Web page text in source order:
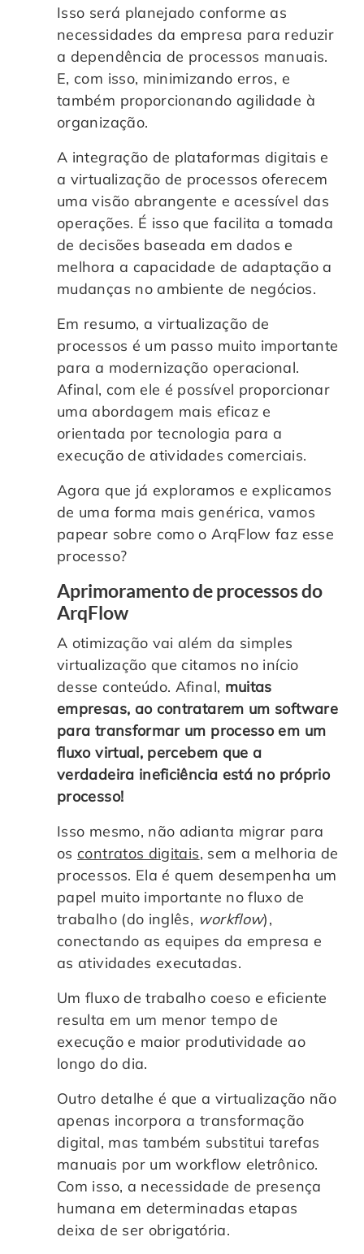
Isso será planejado conforme as
necessidades da empresa para reduzir
a dependência de processos manuais.
E, com isso, minimizando erros, e
também proporcionando agilidade à
organização.
A integração de plataformas digitais e
a virtualização de processos oferecem
uma visão abrangente e acessível das
operações. É isso que facilita a tomada
de decisões baseada em dados e
melhora a capacidade de adaptação a
mudanças no ambiente de negócios.
Em resumo, a virtualização de
processos é um passo muito importante
para a modernização operacional.
Afinal, com ele é possível proporcionar
uma abordagem mais eficaz e
orientada por tecnologia para a
execução de atividades comerciais.
Agora que já exploramos e explicamos
de uma forma mais genérica, vamos
papear sobre como o ArqFlow faz esse
processo?
Aprimoramento de processos do
ArqFlow
A otimização vai além da simples
virtualização que citamos no início
desse conteúdo. Afinal, muitas
empresas, ao contratarem um software
para transformar um processo em um
fluxo virtual, percebem que a
verdadeira ineficiência está no próprio
processo!
Isso mesmo, não adianta migrar para
os contratos digitais, sem a melhoria de
processos. Ela é quem desempenha um
papel muito importante no fluxo de
trabalho (do inglês, workflow),
conectando as equipes da empresa e
as atividades executadas.
Um fluxo de trabalho coeso e eficiente
resulta em um menor tempo de
execução e maior produtividade ao
longo do dia.
Outro detalhe é que a virtualização não
apenas incorpora a transformação
digital, mas também substitui tarefas
manuais por um workflow eletrônico.
Com isso, a necessidade de presença
humana em determinadas etapas
deixa de ser obrigatória.